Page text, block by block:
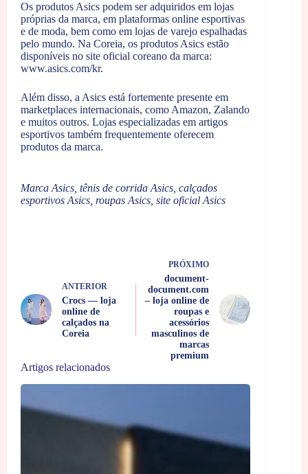
Os produtos Asics podem ser adquiridos em lojas
próprias da marca, em plataformas online esportivas
e de moda, bem como em lojas de varejo espalhadas
pelo mundo. Na Coreia, os produtos Asics estão
disponíveis no site oficial coreano da marca:
www.asics.com/kr.
Além disso, a Asics está fortemente presente em
marketplaces internacionais, como Amazon, Zalando
e muitos outros. Lojas especializadas em artigos
esportivos também frequentemente oferecem
produtos da marca.
Marca Asics, tênis de corrida Asics, calçados
esportivos Asics, roupas Asics, site oficial Asics
ANTERIOR
Crocs — loja
online de
calçados na
Coreia
PRÓXIMO
document-
document.com
– loja online de
roupas e
acessórios
masculinos de
marcas
premium
Artigos relacionados